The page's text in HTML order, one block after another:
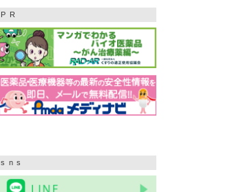
PR
sns